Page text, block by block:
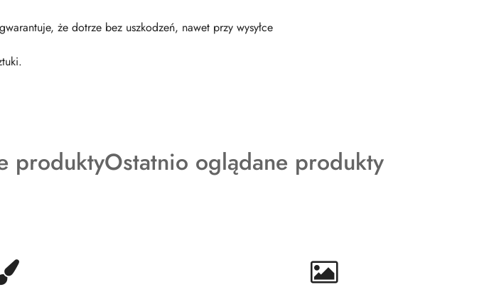
że dotrze bez uszkodzeń, nawet przy wysyłce
produktyProdukty
Ostatnio oglądane produkty